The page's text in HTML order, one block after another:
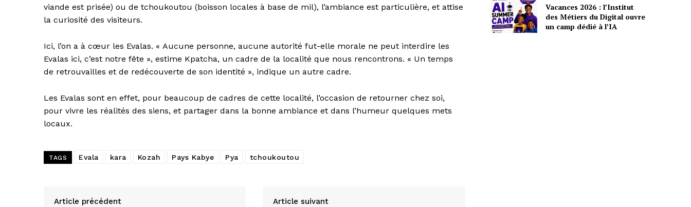
viande est prisée) ou de tchoukoutou (boisson locales à base de mil), l’ambiance est particulière, et attise
la curiosité des visiteurs.
Ici, l’on a à cœur les Evalas. « Aucune personne, aucune autorité fut-elle morale ne peut interdire les
Evalas ici, c’est notre fête », estime Kpatcha, un cadre de la localité que nous rencontrons. « Un temps
de retrouvailles et de redécouverte de son identité », indique un autre cadre.
Les Evalas sont en effet, pour beaucoup de cadres de cette localité, l’occasion de retourner chez soi,
pour vivre les réalités des siens, et partager dans la bonne ambiance et dans l’humeur quelques mets
locaux.
TAGS Evala kara Kozah Pays Kabye Pya tchoukoutou
Article précédent Article suivant
Vacances 2026 : l’Institut
des Métiers du Digital ouvre
un camp dédié à l’IA